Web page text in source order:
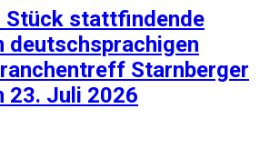
Stück stattfindende
deutschsprachigen
Starnberger
23. Juli 2026